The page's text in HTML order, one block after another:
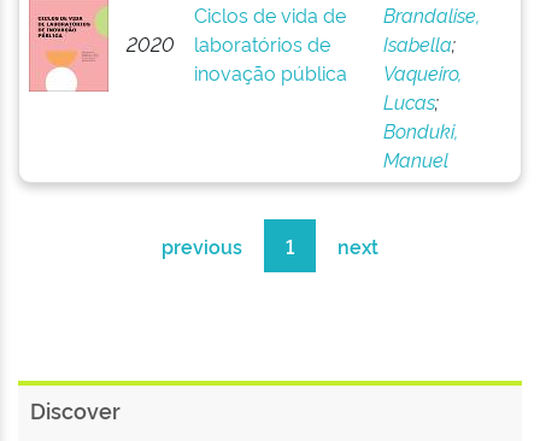
2020
Ciclos de vida de
laboratórios de
inovação pública
Brandalise,
Isabella;
Vaqueiro,
Lucas;
Bonduki,
Manuel
previous 1 next
Discover